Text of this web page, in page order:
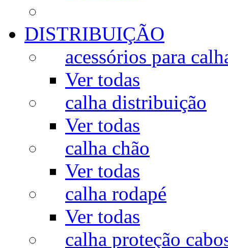
DISTRIBUIÇÃO
acessórios para
Ver todas
calha distribuição
Ver todas
calha chão
Ver todas
calha rodapé
Ver todas
calha proteção